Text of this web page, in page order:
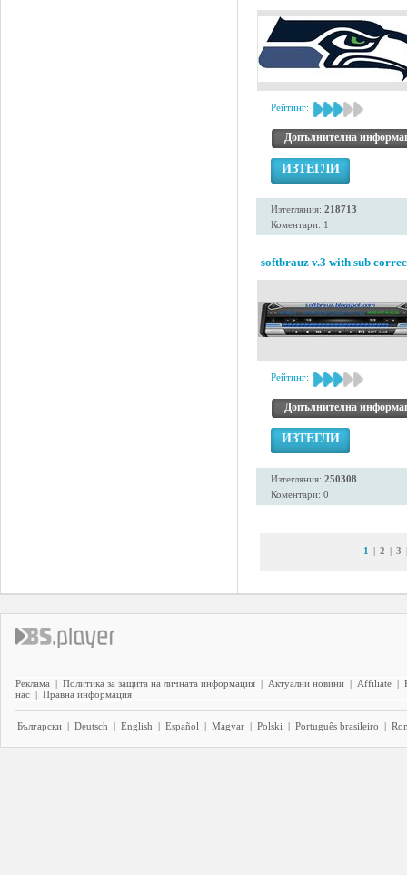
Рейтинг:
Допълнителна
ИЗТЕГЛИ
Изтегляния: 218713
Коментари: 1
softbrauz v.3 with sub
Рейтинг:
Допълнителна
ИЗТЕГЛИ
Изтегляния: 250308
Коментари: 0
1 | 2 | 3
Реклама | Политика за защита на личната информация | Актуални новини | Affiliate |
нас | Правна информация
Български | Deutsch | English | Español | Magyar | Polski | Português brasileiro |